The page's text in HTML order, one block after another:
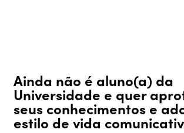
Ainda não é aluno(a) da
Universidade e quer
seus conhecimentos e
estilo de vida